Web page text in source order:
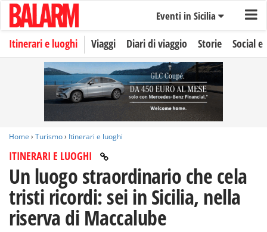
Eventi in Sicilia
Itinerari e luoghi Viaggi Diari di viaggio Storie Social
Home › Turismo› Itinerari e luoghi
ITINERARI E LUOGHI
Un luogo straordinario che cela
tristi ricordi: sei in Sicilia, nella
riserva di Maccalube